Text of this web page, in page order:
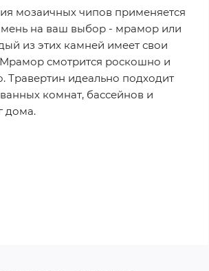
мозаичных чипов применяется
на ваш выбор - мрамор или
из этих камней имеет свои
смотрится роскошно и
Травертин идеально подходит
комнат, бассейнов и
дома.